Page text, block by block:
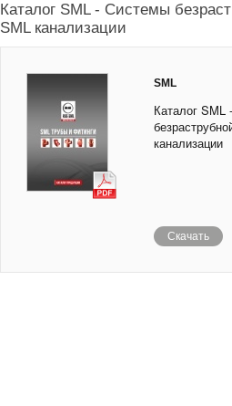
Каталог SML - Системы
SML канализации
SML
Каталог
канализации
Скачать